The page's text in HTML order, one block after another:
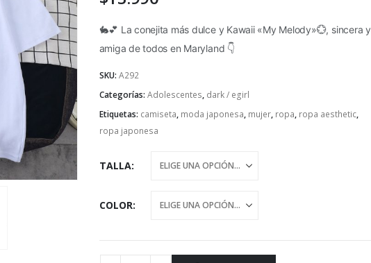
🐇💕 La conejita más dulce y Kawaii «My Melody»💮, sincera y
amiga de todos en Maryland 👇
SKU: A292
Categorías: Adolescentes, dark / egirl
Etiquetas: camiseta, moda japonesa, mujer, ropa, ropa aesthetic,
ropa japonesa
TALLA
COLOR